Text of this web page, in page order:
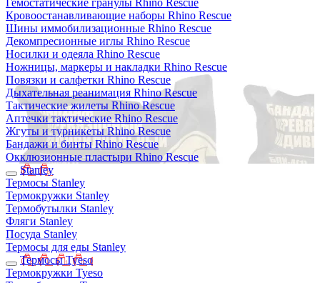
Гемостатические гранулы Rhino Rescue
Кровоостанавливающие наборы Rhino Rescue
Шины иммобилизационные Rhino Rescue
Декомпресионные иглы Rhino Rescue
Носилки и одеяла Rhino Rescue
Ножницы, маркеры и накладки Rhino Rescue
Повязки и салфетки Rhino Rescue
Дыхательная реанимация Rhino Rescue
Тактические жилеты Rhino Rescue
Аптечки тактические Rhino Rescue
Жгуты и турникеты Rhino Rescue
Бандажи и бинты Rhino Rescue
Окклюзионные пластыри Rhino Rescue
Stanley
Термосы Stanley
Термокружки Stanley
Термобутылки Stanley
Фляги Stanley
Посуда Stanley
Термосы для еды Stanley
Термосы Tyeso
Термокружки Tyeso